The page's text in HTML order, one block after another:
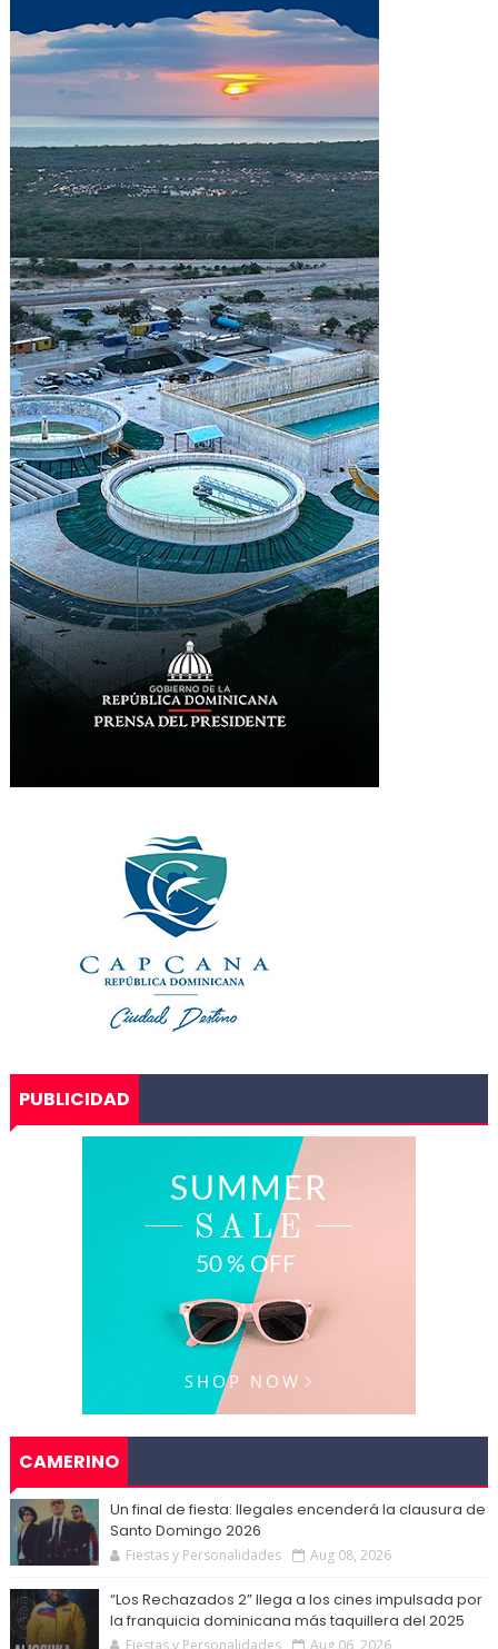
PUBLICIDAD
CAMERINO
Un final de fiesta: Ilegales encenderá la clausura de
Santo Domingo 2026
Fiestas y Personalidades Aug 08, 2026
“Los Rechazados 2” llega a los cines impulsada por
la franquicia dominicana más taquillera del 2025
Fiestas y Personalidades Aug 06, 2026